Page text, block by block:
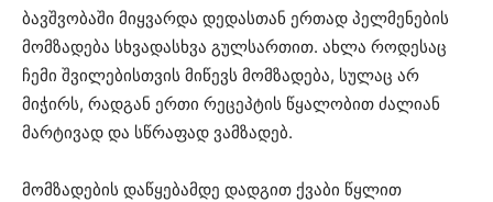
ბავშვობაში მიყვარდა დედასთან ერთად პელმენების
მომზადება სხვადასხვა გულსართით. ახლა როდესაც
ჩემი შვილებისთვის მიწევს მომზადება, სულაც არ
მიჭირს, რადგან ერთი რეცეპტის წყალობით ძალიან
მარტივად და სწრაფად ვამზადებ.
მომზადების დაწყებამდე დადგით ქვაბი წყლით